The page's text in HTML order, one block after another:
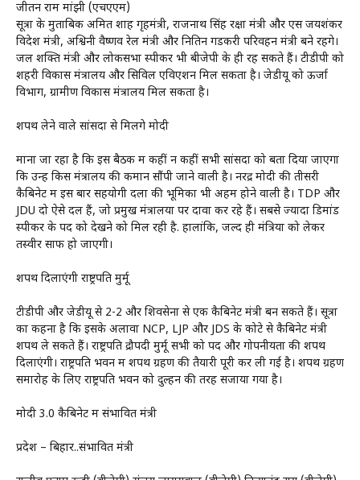
जीतन राम मांझी (एचएएम)
सूत्रों के मुताबिक अमित शाह गृहमंत्री, राजनाथ सिंह रक्षा मंत्री और एस जयशंकर
विदेश मंत्री, अश्विनी वैष्णव रेल मंत्री और नितिन गडकरी परिवहन मंत्री बने रहेंगे।
जल शक्ति मंत्री और लोकसभा स्पीकर भी बीजेपी के ही रह सकते हैं। टीडीपी को
शहरी विकास मंत्रालय और सिविल एविएशन मिल सकता है। जेडीयू को ऊर्जा
विभाग, ग्रामीण विकास मंत्रालय मिल सकता है।
शपथ लेने वाले सांसदों से मिलेंगे मोदी
माना जा रहा है कि इस बैठक में कहीं न कहीं सभी सांसदों को बता दिया जाएगा
कि उन्हें किस मंत्रालय की कमान सौंपी जाने वाली है। नरेंद्र मोदी की तीसरी
कैबिनेट में इस बार सहयोगी दलों की भूमिका भी अहम होने वाली है। TDP और
JDU दो ऐसे दल हैं, जो प्रमुख मंत्रालयों पर दावा कर रहे हैं। सबसे ज्यादा डिमांड
स्पीकर के पद को देखने को मिल रही है. हालांकि, जल्द ही मंत्रियों को लेकर
तस्वीर साफ हो जाएगी।
शपथ दिलाएंगी राष्ट्रपति मुर्मू
टीडीपी और जेडीयू से 2-2 और शिवसेना से एक कैबिनेट मंत्री बन सकते हैं। सूत्रों
का कहना है कि इसके अलावा NCP, LJP और JDS के कोटे से कैबिनेट मंत्री
शपथ ले सकते हैं। राष्ट्रपति द्रौपदी मुर्मू सभी को पद और गोपनीयता की शपथ
दिलाएंगी। राष्ट्रपति भवन में शपथ ग्रहण की तैयारी पूरी कर ली गई है। शपथ ग्रहण
समारोह के लिए राष्ट्रपति भवन को दुल्हन की तरह सजाया गया है।
मोदी 3.0 कैबिनेट में संभावित मंत्री
प्रदेश – बिहार..संभावित मंत्री